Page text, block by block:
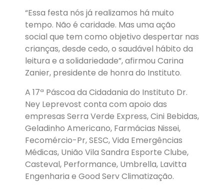
“Essa festa nós já realizamos há muito
tempo. Não é caridade. Mas uma ação
social que tem como objetivo despertar nas
crianças, desde cedo, o saudável hábito da
leitura e a solidariedade”, afirmou Carina
Zanier, presidente de honra do Instituto.
A 17ª Páscoa da Cidadania do Instituto Dr.
Ney Leprevost conta com apoio das
empresas Serra Verde Express, Cini Bebidas,
Geladinho Americano, Farmácias Nissei,
Fecomércio-Pr, SESC, Vida Emergências
Médicas, União Vila Sandra Esporte Clube,
Casteval, Performance, Umbrella, Lavitta
Engenharia e Good Serv Climatização.